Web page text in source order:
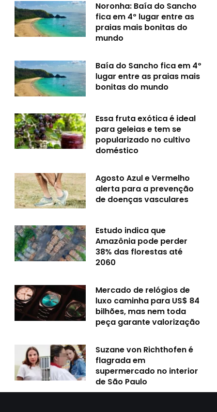
Noronha: Baía do Sancho
fica em 4º lugar entre as
praias mais bonitas do
mundo
Baía do Sancho fica em 4º
lugar entre as praias mais
bonitas do mundo
Essa fruta exótica é ideal
para geleias e tem se
popularizado no cultivo
doméstico
Agosto Azul e Vermelho
alerta para a prevenção
de doenças vasculares
Estudo indica que
Amazônia pode perder
38% das florestas até
2060
Mercado de relógios de
luxo caminha para US$ 84
bilhões, mas nem toda
peça garante valorização
Suzane von Richthofen é
flagrada em
supermercado no interior
de São Paulo